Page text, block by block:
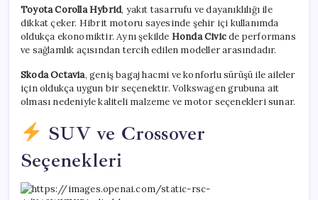
Toyota Corolla Hybrid, yakıt tasarrufu ve dayanıklılığı ile
dikkat çeker. Hibrit motoru sayesinde şehir içi kullanımda
oldukça ekonomiktir. Aynı şekilde Honda Civicde performans
ve sağlamlık açısından tercih edilen modeller arasındadır.
Skoda Octavia, geniş bagaj hacmi ve konforlu sürüşü ile aileler
için oldukça uygun bir seçenektir. Volkswagen grubuna ait
olması nedeniyle kaliteli malzeme ve motor seçenekleri sunar.
SUV ve Crossover
Seçenekleri